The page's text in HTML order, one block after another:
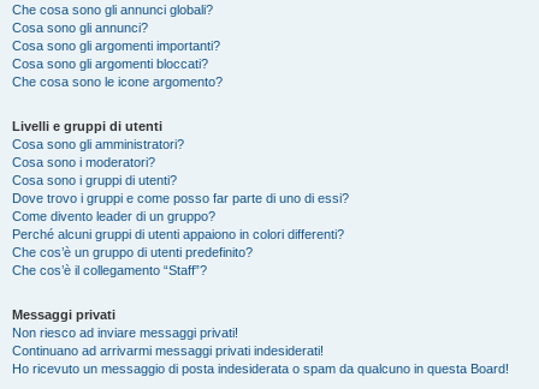
Che cosa sono gli annunci globali?
Cosa sono gli annunci?
Cosa sono gli argomenti importanti?
Cosa sono gli argomenti bloccati?
Che cosa sono le icone argomento?
Livelli e gruppi di utenti
Cosa sono gli amministratori?
Cosa sono i moderatori?
Cosa sono i gruppi di utenti?
Dove trovo i gruppi e come posso far parte di uno di essi?
Come divento leader di un gruppo?
Perché alcuni gruppi di utenti appaiono in colori differenti?
Che cos’è un gruppo di utenti predefinito?
Che cos’è il collegamento “Staff”?
Messaggi privati
Non riesco ad inviare messaggi privati!
Continuano ad arrivarmi messaggi privati indesiderati!
Ho ricevuto un messaggio di posta indesiderata o spam da qualcuno in questa Board!